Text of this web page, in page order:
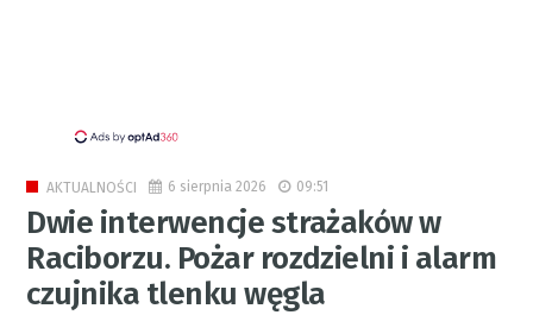
AKTUALNOŚCI 6 sierpnia 2026 09:51
Dwie interwencje strażaków w
Raciborzu. Pożar rozdzielni i alarm
czujnika tlenku węgla